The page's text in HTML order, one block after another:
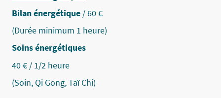
Bilan énergétique / 60 €
(Durée minimum 1 heure)
Soins énergétiques
40 € / 1/2 heure
(Soin, Qi Gong, Taï Chi)